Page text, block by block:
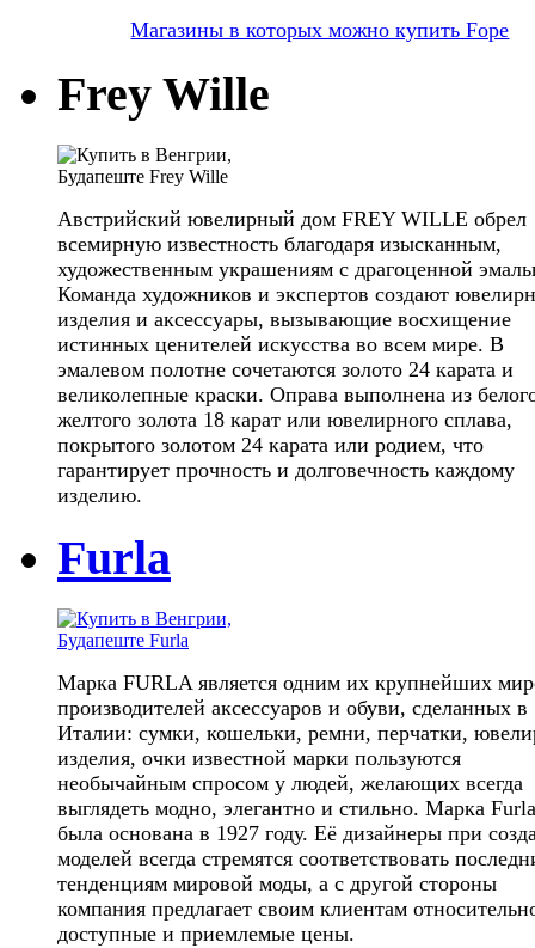
Магазины в которых можно купить Fope
Frey Wille
Австрийский ювелирный дом FREY WILLE обрел
всемирную известность благодаря изысканным,
художественным украшениям с драгоценной
Команда художников и экспертов создают
изделия и аксессуары, вызывающие восхищение
истинных ценителей искусства во всем мире. В
эмалевом полотне сочетаются золото 24 карата и
великолепные краски. Оправа выполнена из
желтого золота 18 карат или ювелирного сплава,
покрытого золотом 24 карата или родием, что
гарантирует прочность и долговечность каждому
изделию.
Furla
Марка FURLA является одним их крупнейших
производителей аксессуаров и обуви, сделанных в
Италии: сумки, кошельки, ремни, перчатки,
изделия, очки известной марки пользуются
необычайным спросом у людей, желающих всегда
выглядеть модно, элегантно и стильно. Марка Furla
была основана в 1927 году. Её дизайнеры при
моделей всегда стремятся соответствовать
тенденциям мировой моды, а с другой стороны
компания предлагает своим клиентам
доступные и приемлемые цены.